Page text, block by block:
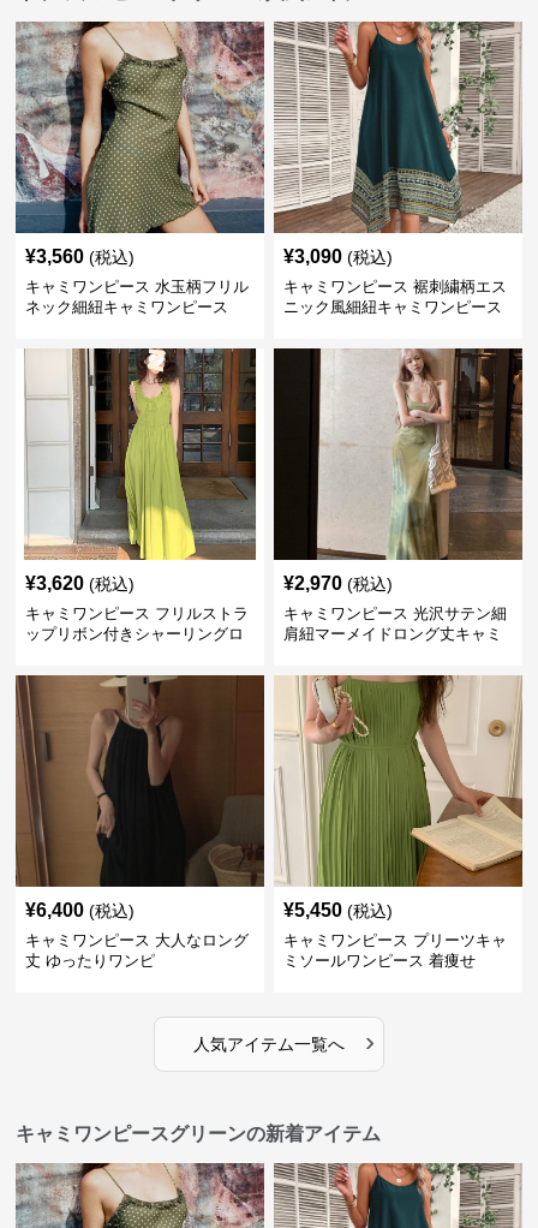
¥3,560 (税込)
キャミワンピース 水玉柄フリル
ネック細紐キャミワンピース
¥3,090 (税込)
キャミワンピース 裾刺繍柄エス
ニック風細紐キャミワンピース
¥3,620 (税込)
キャミワンピース フリルストラ
ップリボン付きシャーリングロ
ン
¥2,970 (税込)
キャミワンピース 光沢サテン細
肩紐マーメイドロング丈キャミ
¥6,400 (税込)
キャミワンピース 大人なロング
丈 ゆったりワンピ
¥5,450 (税込)
キャミワンピース プリーツキャ
ミソールワンピース 着痩せ
人気アイテム一覧へ ›
キャミワンピースグリーンの新着アイテム